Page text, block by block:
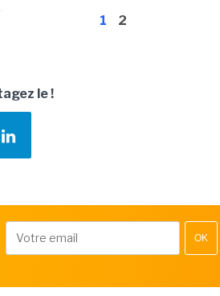
1 2
le !
OK